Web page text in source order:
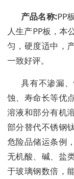
产品名称:PP
人生产PP板，本
匀，硬度适中，
一致好评。
具有不渗漏
蚀、寿命长等优
溶液和部分有机
部分替代不锈钢
危险品储运条例
无机酸、碱、盐
于玻璃钢数倍，